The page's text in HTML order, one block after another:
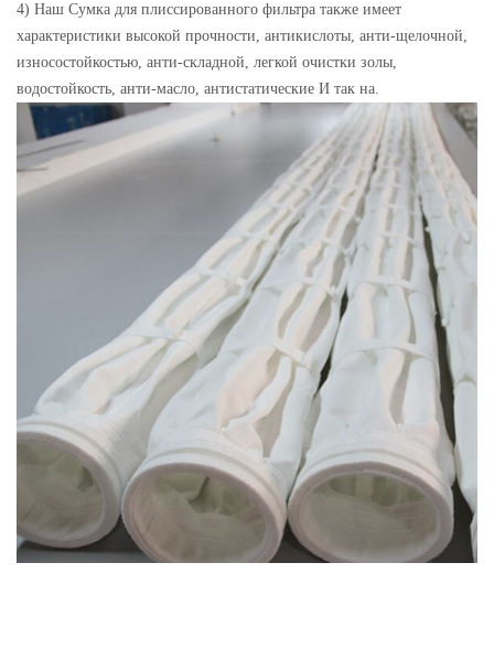
4) Наш Сумка для плиссированного фильтра также имеет
характеристики высокой прочности, антикислоты, анти-щелочной,
износостойкостью, анти-складной, легкой очистки золы,
водостойкость, анти-масло, антистатические И так на.